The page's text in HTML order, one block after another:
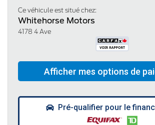
Ce véhicule est situé chez:
Whitehorse Motors
4178 4 Ave
Pré-qualifier pour le